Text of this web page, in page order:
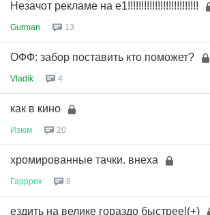
Незачот рекламе на е1!!!!!!!!!!!!!!!!!!!!!!!!!!
Gurman 13
ОФФ: забор поставить кто поможет?
Vladik 4
как в кино
Изюм 20
хромированные тачки. внеха
Гарррик 8
ездить на велике гораздо быстрее!(+)